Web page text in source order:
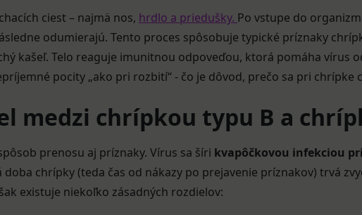
ciest – najmä nos, hrdlo a priedušky. Po vstupe do
odumierajú. Tento proces spôsobuje typické príznaky
kašeľ. Telo reaguje imunitnou odpoveďou, ktorá pomáha vírus
pocity „ako pri rozbití“ - čo je dôvod, prečo sa pri chrípke
medzi chrípkou typu B a
prenosu aj príznaky. Vírus sa šíri kvapôčkovou infekciou
doba chrípky (teda čas od nákazy po prejavenie príznakov) trvá
existuje niekoľko zásadných rozdielov: